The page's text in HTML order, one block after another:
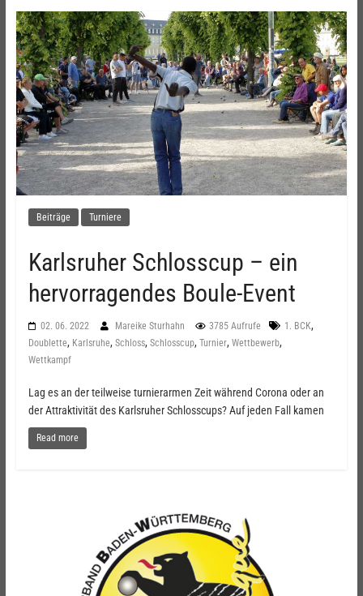
Beiträge Turniere
Karlsruher Schlosscup – ein
hervorragendes Boule-Event
02. 06. 2022 Mareike Sturhahn 3785 Aufrufe 1. BCK,
Doublette, Karlsruhe, Schloss, Schlosscup, Turnier, Wettbewerb,
Wettkampf
Lag es an der teilweise turnierarmen Zeit während Corona oder an
der Attraktivität des Karlsruher Schlosscups? Auf jeden Fall kamen
Read more